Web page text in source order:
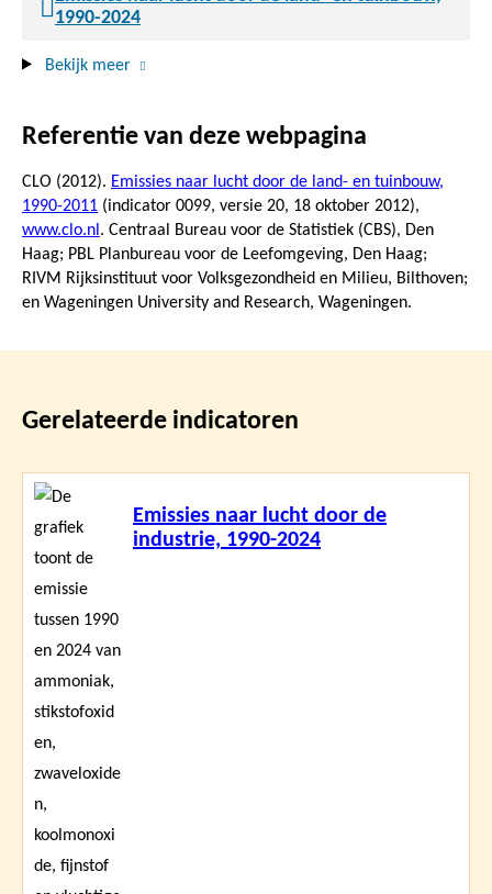
1990-2024
Bekijk meer
Referentie van deze webpagina
CLO (2012). Emissies naar lucht door de land- en tuinbouw,
1990-2011 (indicator 0099, versie 20, 18 oktober 2012),
www.clo.nl . Centraal Bureau voor de Statistiek (CBS), Den
Haag; PBL Planbureau voor de Leefomgeving, Den Haag;
RIVM Rijksinstituut voor Volksgezondheid en Milieu, Bilthoven;
en Wageningen University and Research, Wageningen.
Gerelateerde indicatoren
Emissies naar lucht door de
industrie, 1990-2024
Lees
meer